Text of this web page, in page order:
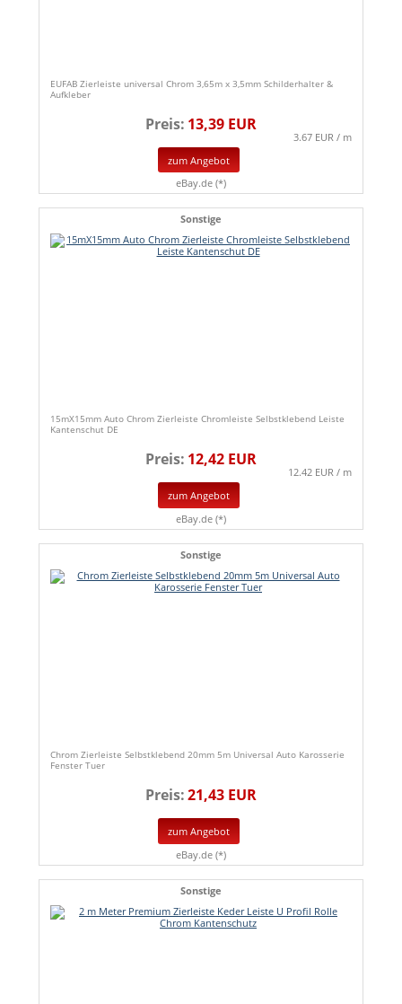
EUFAB Zierleiste universal Chrom 3,65m x 3,5mm Schilderhalter &
Aufkleber
Preis: 13,39 EUR
3.67 EUR / m
zum Angebot
eBay.de (*)
Sonstige
15mX15mm Auto Chrom Zierleiste Chromleiste Selbstklebend Leiste
Kantenschut DE
Preis: 12,42 EUR
12.42 EUR / m
zum Angebot
eBay.de (*)
Sonstige
Chrom Zierleiste Selbstklebend 20mm 5m Universal Auto Karosserie
Fenster Tuer
Preis:21,43 EUR
zum Angebot
eBay.de (*)
Sonstige